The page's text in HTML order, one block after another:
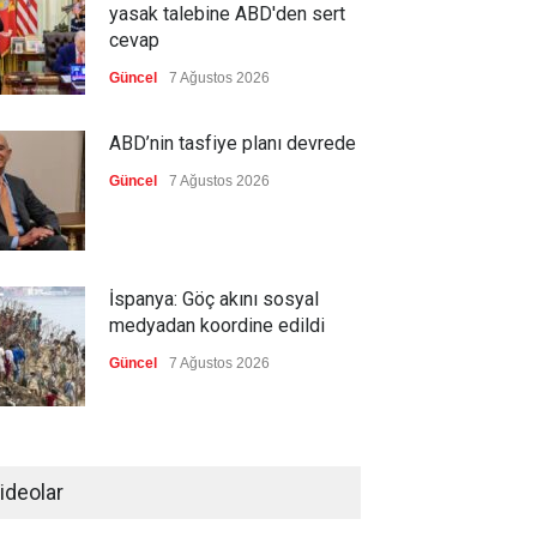
yasak talebine ABD'den sert
cevap
Güncel 7 Ağustos 2026
ABD’nin tasfiye planı devrede
Güncel 7 Ağustos 2026
İspanya: Göç akını sosyal
medyadan koordine edildi
Güncel 7 Ağustos 2026